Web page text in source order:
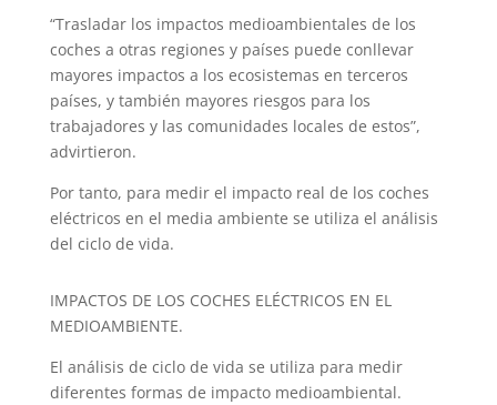
“Trasladar los impactos medioambientales de los
coches a otras regiones y países puede conllevar
mayores impactos a los ecosistemas en terceros
países, y también mayores riesgos para los
trabajadores y las comunidades locales de estos”,
advirtieron.
Por tanto, para medir el impacto real de los coches
eléctricos en el media ambiente se utiliza el análisis
del ciclo de vida.
IMPACTOS DE LOS COCHES ELÉCTRICOS EN EL
MEDIOAMBIENTE.
El análisis de ciclo de vida se utiliza para medir
diferentes formas de impacto medioambiental.